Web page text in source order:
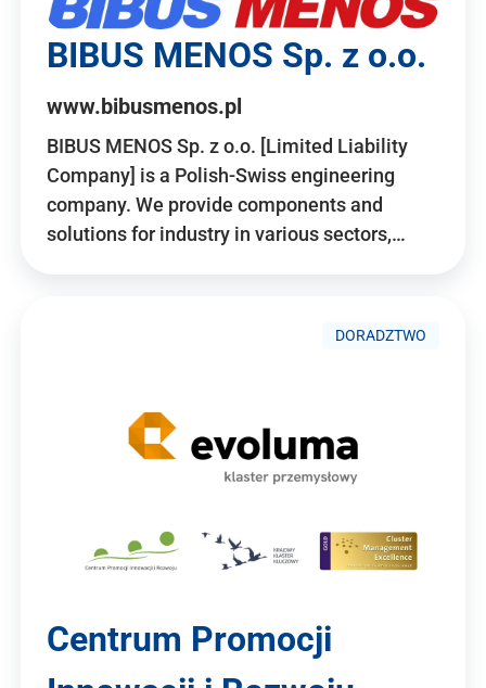
BIBUS MENOS Sp. z o.o.
www.bibusmenos.pl
BIBUS MENOS Sp. z o.o. [Limited Liability
Company] is a Polish-Swiss engineering
company. We provide components and
solutions for industry in various sectors,…
DORADZTWO
Centrum Promocji